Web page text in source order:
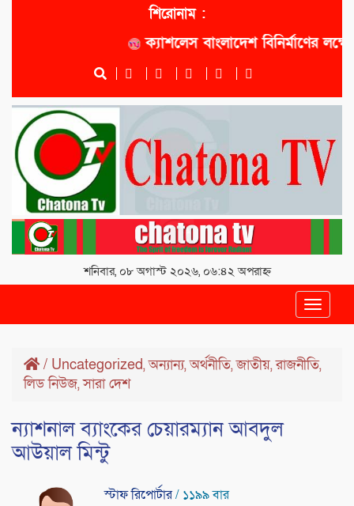
শিরোনাম :
ক্যাশলেস বাংলাদেশ বিনির্মাণের লক্ষ্যে
শনিবার, ০৮ অগাস্ট ২০২৬, ০৬:৪২ অপরাহ্ন
Toggle
/ Uncategorized,অন্যান্য,অর্থনীতি,জাতীয়,রাজনীতি,
লিড নিউজ,সারা দেশ
ন্যাশনাল ব্যাংকের চেয়ারম্যান আবদুল
আউয়াল মিন্টু
স্টাফ রিপোর্টার/ ১১৯৯ বার